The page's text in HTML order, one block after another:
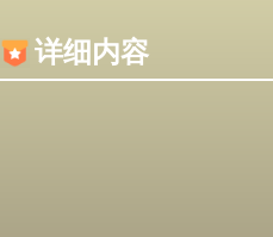
详细内容